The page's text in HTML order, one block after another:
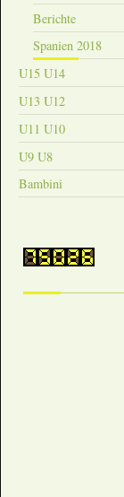
Berichte
Spanien 2018
U15 U14
U13 U12
U11 U10
U9 U8
Bambini